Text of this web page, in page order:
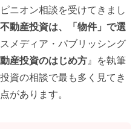
ニオン相談を受けてきまし
不動産投資は、「物件」で選
メディア・パブリッシング
産投資のはじめ方 』を執筆
資の相談で最も多く見てき
があります。